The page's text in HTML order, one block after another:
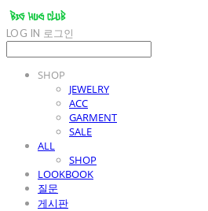
LOG IN 로그인
SHOP
JEWELRY
ACC
GARMENT
SALE
ALL
SHOP
LOOKBOOK
질문
게시판